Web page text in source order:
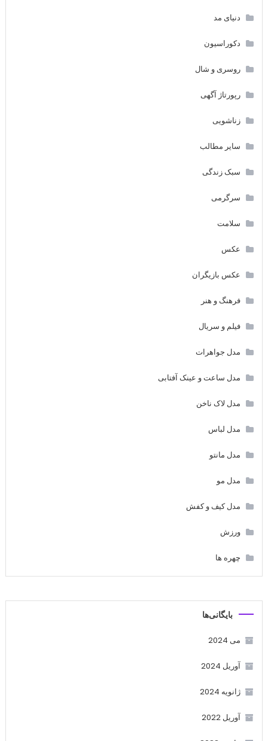
دنیای مد
دکوراسیون
روسری و شال
رپورتاژ آگهی
زناشویی
سایر مطالب
سبک زندگی
سرگرمی
سلامت
عکس
عکس بازیگران
فرهنگ و هنر
فیلم و سریال
مدل جواهرات
مدل ساعت و عینک آفتابی
مدل لاک ناخن
مدل لباس
مدل مانتو
مدل مو
مدل کیف و کفش
ورزش
چهره ها
بایگانی‌ها
می 2024
آوریل 2024
ژانویه 2024
آوریل 2022